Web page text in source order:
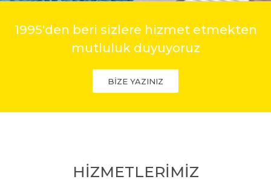
1995'den beri sizlere hizmet etmekten
mutluluk duyuyoruz
BİZE YAZINIZ
HİZMETLERİMİZ